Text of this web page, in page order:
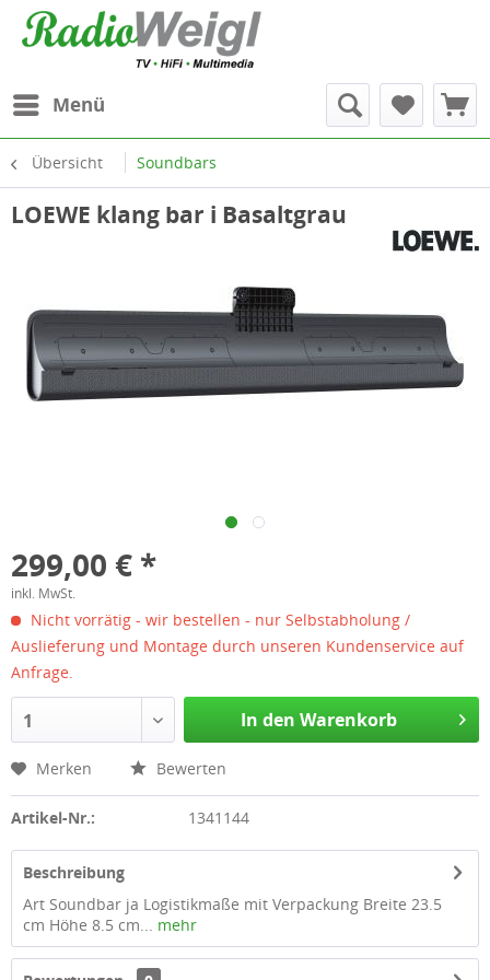
Menü
Übersicht Soundbars
LOEWE klang bar i Basaltgrau
299,00 € *
inkl. MwSt.
Nicht vorrätig - wir bestellen - nur Selbstabholung /
Auslieferung und Montage durch unseren Kundenservice auf
Anfrage.
1 In den Warenkorb
Merken Bewerten
Artikel-Nr.: 1341144
Beschreibung
Art Soundbar ja Logistikmaße mit Verpackung Breite 23.5
cm Höhe 8.5 cm... mehr